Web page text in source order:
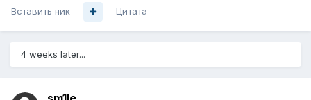
Вставить ник Цитата
4 weeks later...